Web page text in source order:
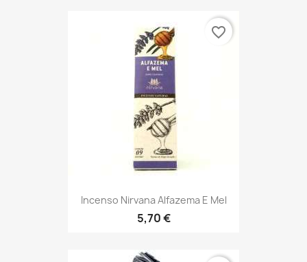
Incenso Nirvana Alfazema E Mel
5,70 €
favorite_border